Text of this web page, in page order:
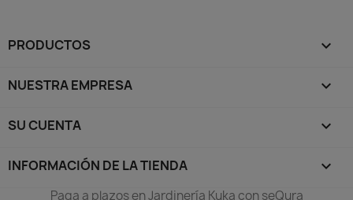
PRODUCTOS 
NUESTRA EMPRESA 
SU CUENTA 
INFORMACIÓN DE LA TIENDA keyboard_arrow_down
Paga a plazos en Jardinería Kuka con seQura